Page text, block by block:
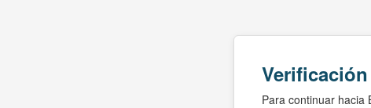
Para continuar hacia